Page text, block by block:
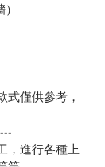
式僅供參考，
，進行各種上